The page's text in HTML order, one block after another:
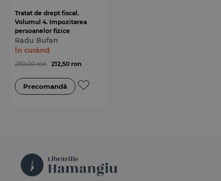
Tratat de drept fiscal.
Volumul 4. Impozitarea
persoanelor fizice
Radu Bufan
În curând
250,00 ron 212,50 ron